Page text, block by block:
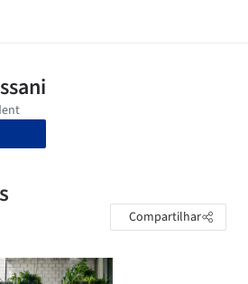
Compartilhar